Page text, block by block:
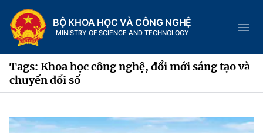
BỘ KHOA HỌC VÀ CÔNG NGHỆ
MINISTRY OF SCIENCE AND TECHNOLOGY
Tags: Khoa học công nghệ, đổi mới sáng tạo và
chuyển đổi số